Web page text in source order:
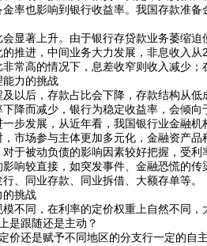
也影响到银行收益率。我国存款准备
著上升。由于银行存贷款业务萎缩迫
推进，中间业务大力发展，非息收入
高的情况下，息差收窄则收入减少；
力的挑战
后，存款占比会下降，存款结构从低
降而减少，银行为稳定收益率，会倾向
发展，从近年看，我国银行业金融机
市场参与主体更加多元化，金融资产
被动负债的影响因素较好把握，受利
响较直接，如突发事件、金融恐慌的
、同业存款、同业拆借、大额存单等。
挑战
同，在利率的定价权重上自然不同，
跟随还是主动？
是赋予不同地区的分支行一定的自主